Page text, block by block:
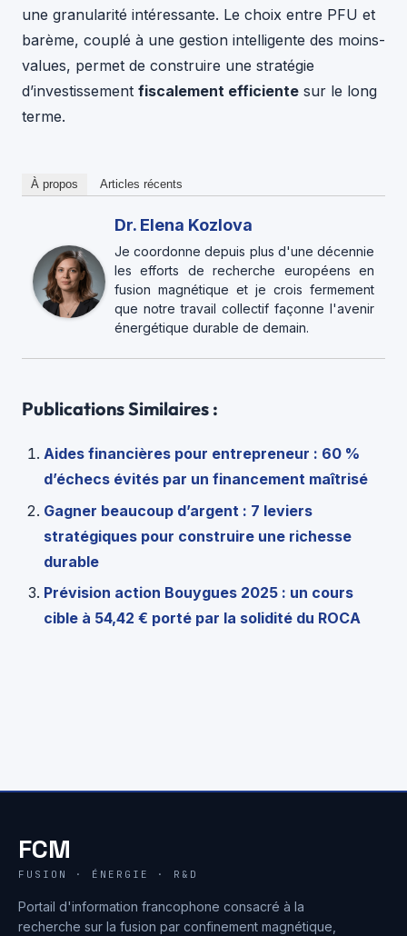
une granularité intéressante. Le choix entre PFU et
barème, couplé à une gestion intelligente des moins-
values, permet de construire une stratégie
d’investissement fiscalement efficiente sur le long
terme.
À propos Articles récents
Dr. Elena Kozlova
Je coordonne depuis plus d'une décennie
les efforts de recherche européens en
fusion magnétique et je crois fermement
que notre travail collectif façonne l'avenir
énergétique durable de demain.
Publications Similaires :
Aides financières pour entrepreneur : 60 %
d’échecs évités par un financement maîtrisé
Gagner beaucoup d’argent : 7 leviers
stratégiques pour construire une richesse
durable
Prévision action Bouygues 2025 : un cours
cible à 54,42 € porté par la solidité du ROCA
FCM
FUSION · ÉNERGIE · R&D
Portail d'information francophone consacré à la
recherche sur la fusion par confinement magnétique,